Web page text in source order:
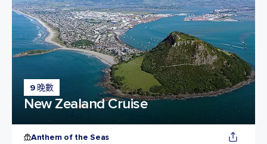
9 晚數
New Zealand Cruise
Anthem of the Seas